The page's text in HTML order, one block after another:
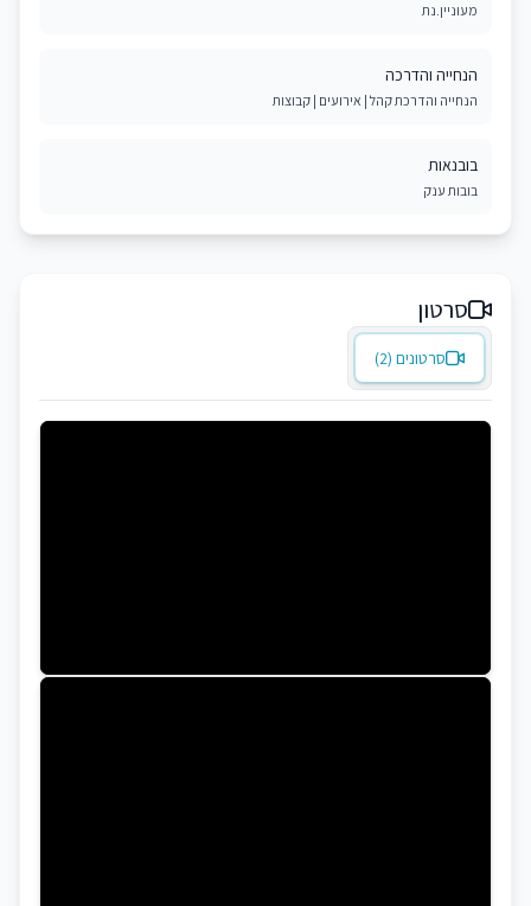
מעוניין.נת
הנחייה והדרכה
הנחייה והדרכת קהל | אירועים | קבוצות
בובנאות
בובות ענק
סרטון
סרטונים (2)